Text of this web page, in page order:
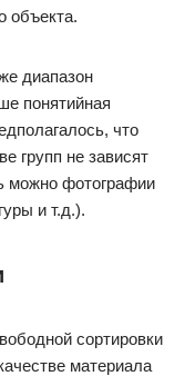
объекта.
диапазон
понятийная
что
групп не зависят
можно фотографии
и т.д.).
сортировки
материала